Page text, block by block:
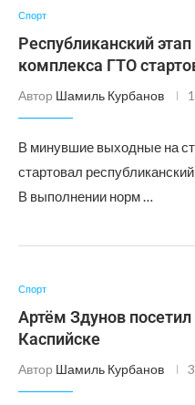
Спорт
Республиканский
комплекса ГТО
Автор Шамиль Курбанов
В минувшие выходные на
стартовал
В выполнении норм …
Спорт
Артём Здунов посетил
Каспийске
Автор Шамиль Курбанов